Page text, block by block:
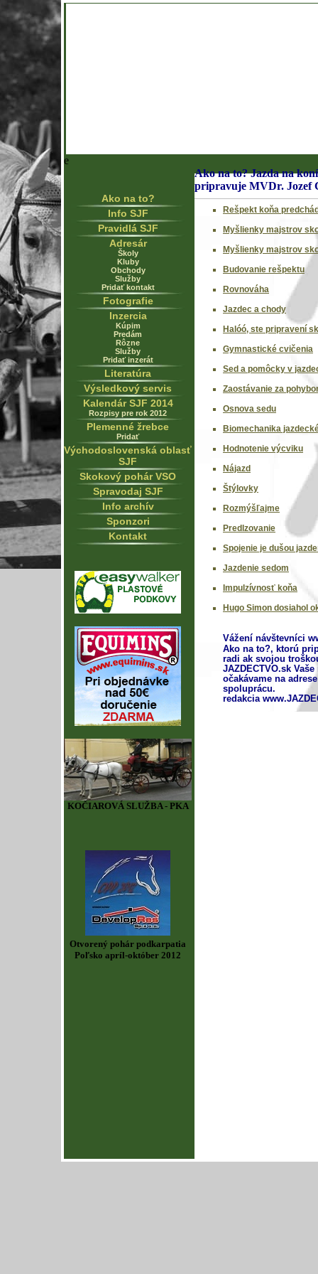
e
Ako na to?
Info SJF
Pravidlá SJF
Adresár
Školy
Kluby
Obchody
Služby
Pridať kontakt
Fotografie
Inzercia
Kúpim
Predám
Rôzne
Služby
Pridať inzerát
Literatúra
Výsledkový servis
Kalendár SJF 2014
Rozpisy pre rok 2012
Plemenné žrebce
Pridať
Východoslovenská oblasť
SJF
Skokový pohár VSO
Spravodaj SJF
Info archív
Sponzori
Kontakt
KOČIAROVÁ SLUŽBA - PKA
Otvorený pohár podkarpatia
Poľsko apríl-október 2012
Ako na to? Jazda na
pripravuje MVDr. Jozef
Rešpekt koňa
Myšlienky majstrov
Myšlienky majstrov
Budovanie rešpektu
Rovnováha
Jazdec a chody
Halóó, ste pripravení
Gymnastické cvičenia
Sed a pomôcky v
Zaostávanie za
Osnova sedu
Biomechanika
Hodnotenie výcviku
Nájazd
Štýlovky
Rozmýšľajme
Predlzovanie
Spojenie je dušou
Jazdenie sedom
Impulzívnosť koňa
Hugo Simon dosiahol
Vážení návštevníci
Ako na to?, ktorú
radi ak svojou
JAZDECTVO.sk
očakávame na
spoluprácu.
redakcia